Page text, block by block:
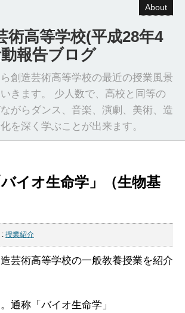
About
術高等学校(平成28年4
報告ブログ
創造芸術高等学校の最近の授業風景
きます。 少人数で、高校と同等の
がらダンス、音楽、演劇、美術、造
を深く学ぶことが出来ます。
イオ生命学」（生物基
: 授業紹介
芸術高等学校の一般教養授業を紹介
通称「バイオ生命学」